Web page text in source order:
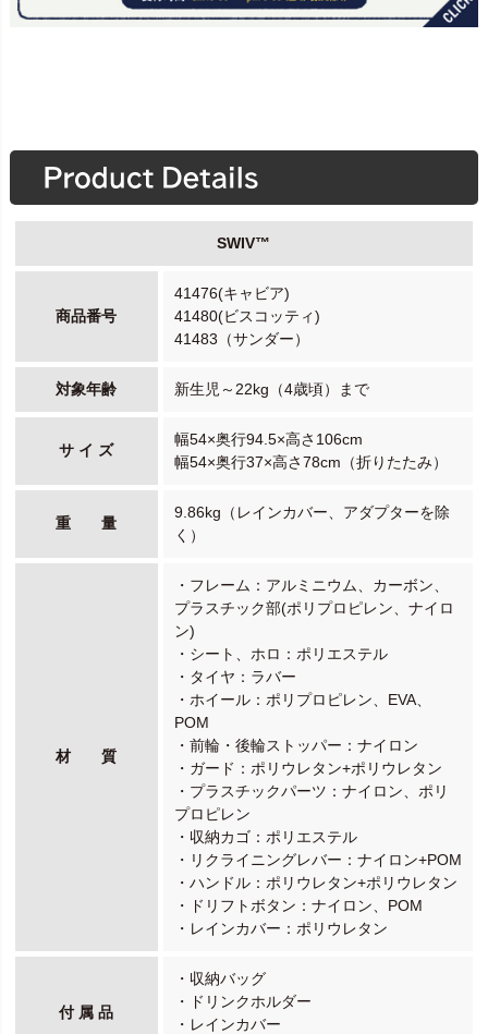
SWIV™
商品番号
41476(キャビア)
41480(ビスコッティ)
41483（サンダー）
対象年齢 新生児～22kg（4歳頃）まで
サ イ ズ
幅54×奥行94.5×高さ106cm
幅54×奥行37×高さ78cm（折りたたみ）
重 量
9.86kg（レインカバー、アダプターを除
く）
材 質
・フレーム：アルミニウム、カーボン、
プラスチック部(ポリプロピレン、ナイロ
ン)
・シート、ホロ：ポリエステル
・タイヤ：ラバー
・ホイール：ポリプロピレン、EVA、
POM
・前輪・後輪ストッパー：ナイロン
・ガード：ポリウレタン+ポリウレタン
・プラスチックパーツ：ナイロン、ポリ
プロピレン
・収納カゴ：ポリエステル
・リクライニングレバー：ナイロン+POM
・ハンドル：ポリウレタン+ポリウレタン
・ドリフトボタン：ナイロン、POM
・レインカバー：ポリウレタン
付 属 品
・収納バッグ
・ドリンクホルダー
・レインカバー